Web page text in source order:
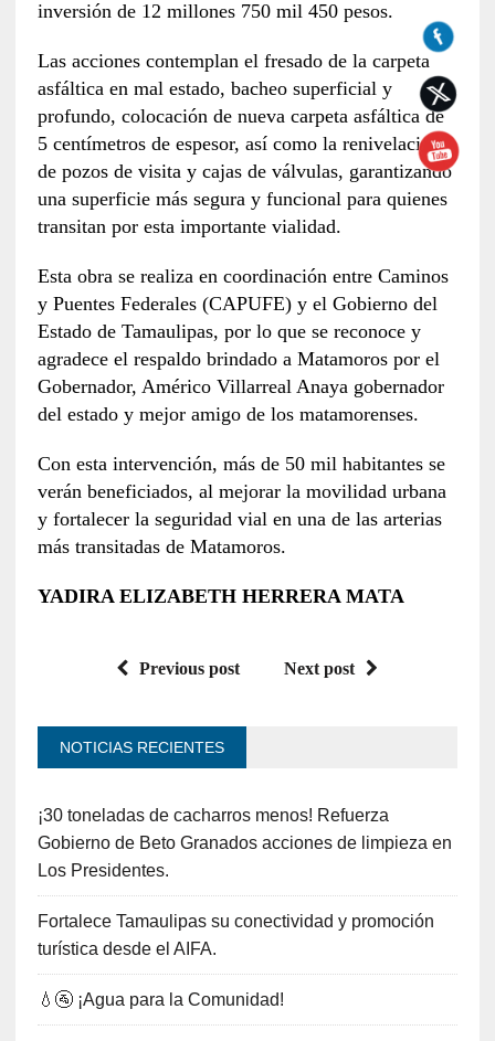
inversión de 12 millones 750 mil 450 pesos.
Las acciones contemplan el fresado de la carpeta
asfáltica en mal estado, bacheo superficial y
profundo, colocación de nueva carpeta asfáltica de
5 centímetros de espesor, así como la renivelación
de pozos de visita y cajas de válvulas, garantizando
una superficie más segura y funcional para quienes
transitan por esta importante vialidad.
Esta obra se realiza en coordinación entre Caminos
y Puentes Federales (CAPUFE) y el Gobierno del
Estado de Tamaulipas, por lo que se reconoce y
agradece el respaldo brindado a Matamoros por el
Gobernador, Américo Villarreal Anaya gobernador
del estado y mejor amigo de los matamorenses.
Con esta intervención, más de 50 mil habitantes se
verán beneficiados, al mejorar la movilidad urbana
y fortalecer la seguridad vial en una de las arterias
más transitadas de Matamoros.
YADIRA ELIZABETH HERRERA MATA
Previous post Next post
NOTICIAS RECIENTES
¡30 toneladas de cacharros menos! Refuerza
Gobierno de Beto Granados acciones de limpieza en
Los Presidentes.
Fortalece Tamaulipas su conectividad y promoción
turística desde el AIFA.
💧🚰 ¡Agua para la Comunidad!